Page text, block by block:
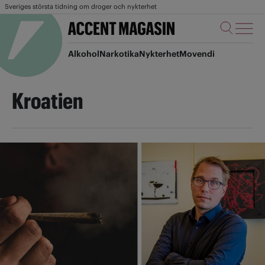
Sveriges största tidning om droger och nykterhet
AlkoholNarkotikaNykterhetMovendi
Kroatien